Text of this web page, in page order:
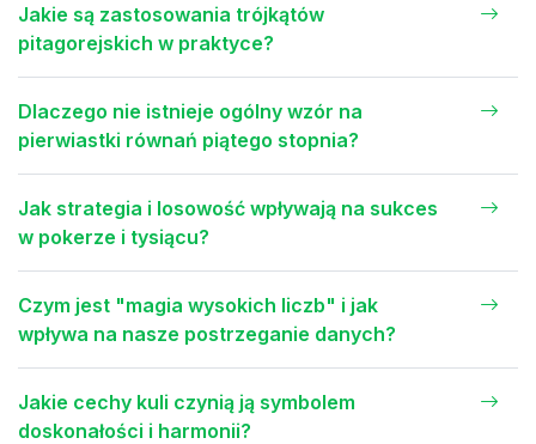
Jakie są zastosowania trójkątów
pitagorejskich w praktyce?
Dlaczego nie istnieje ogólny wzór na
pierwiastki równań piątego stopnia?
Jak strategia i losowość wpływają na sukces
w pokerze i tysiącu?
Czym jest "magia wysokich liczb" i jak
wpływa na nasze postrzeganie danych?
Jakie cechy kuli czynią ją symbolem
doskonałości i harmonii?